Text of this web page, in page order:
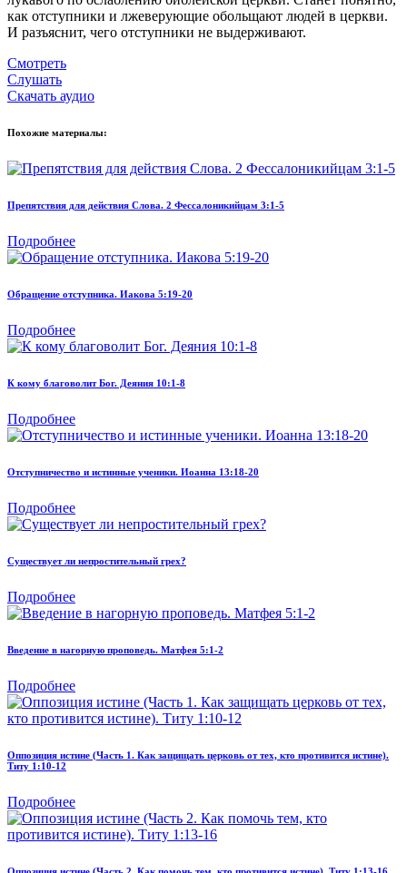
как отступники и лжеверующие обольщают людей в церкви.
И разъяснит, чего отступники не выдерживают.
Смотреть
Слушать
Скачать аудио
Похожие материалы:
Препятствия для действия Слова. 2 Фессалоникийцам 3:1-5
Подробнее
Обращение отступника. Иакова 5:19-20
Подробнее
К кому благоволит Бог. Деяния 10:1-8
Подробнее
Отступничество и истинные ученики. Иоанна 13:18-20
Подробнее
Существует ли непростительный грех?
Подробнее
Введение в нагорную проповедь. Матфея 5:1-2
Подробнее
Оппозиция истине (Часть 1. Как защищать церковь от тех, кто противится истине).
Титу 1:10-12
Подробнее